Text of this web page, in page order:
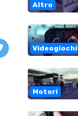
Altro
Videogiochi
Motori